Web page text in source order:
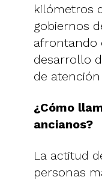
kilómetros
gobiernos
afrontando
desarrollo
de
¿Cómo
ancianos?
La actitud
personas